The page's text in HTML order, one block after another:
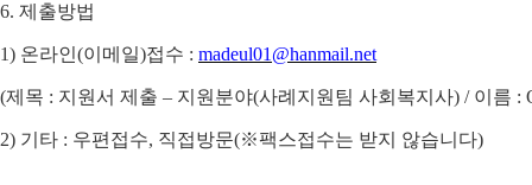
6. 제출방법
1) 온라인(이메일)접수 : madeul01@hanmail.net
(제목 : 지원서 제출 – 지원분야(사례지원팀 사회복지사) / 이름 :
2) 기타 : 우편접수, 직접방문(※팩스접수는 받지 않습니다)